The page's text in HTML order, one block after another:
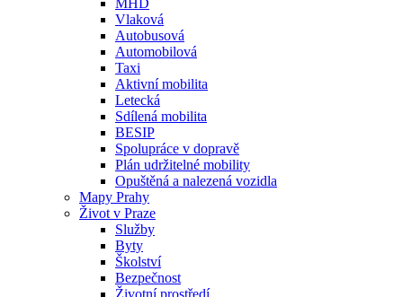
MHD
Vlaková
Autobusová
Automobilová
Taxi
Aktivní mobilita
Letecká
Sdílená mobilita
BESIP
Spolupráce v dopravě
Plán udržitelné mobility
Opuštěná a nalezená vozidla
Mapy Prahy
Život v Praze
Služby
Byty
Školství
Bezpečnost
Životní prostředí